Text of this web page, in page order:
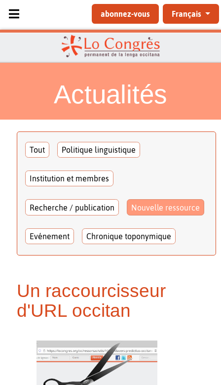
Sélectionnez votre langue
abonnez-vous Français
Actualités
Tout Politique linguistique
Institution et membres
Recherche / publication Nouvelle ressource
Evénement Chronique toponymique
Un raccourcisseur
d'URL occitan